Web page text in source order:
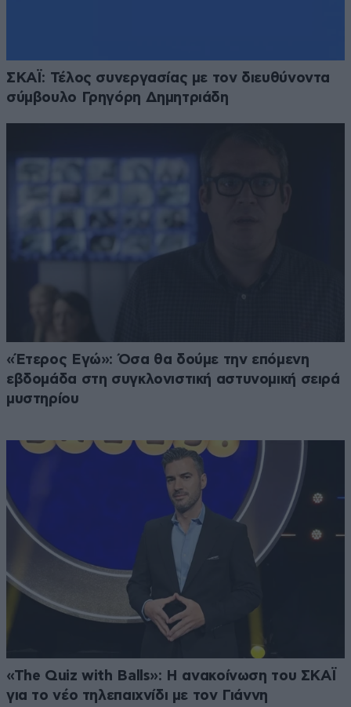
ΣΚΑΪ: Τέλος συνεργασίας με τον διευθύνοντα
σύμβουλο Γρηγόρη Δημητριάδη
«Έτερος Εγώ»: Όσα θα δούμε την επόμενη
εβδομάδα στη συγκλονιστική αστυνομική σειρά
μυστηρίου
«The Quiz with Balls»: Η ανακοίνωση του ΣΚΑΪ
για το νέο τηλεπαιχνίδι με τον Γιάννη